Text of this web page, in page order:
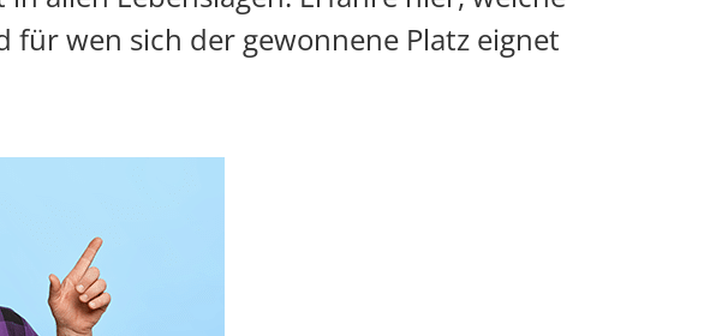
wen sich der gewonnene Platz eignet